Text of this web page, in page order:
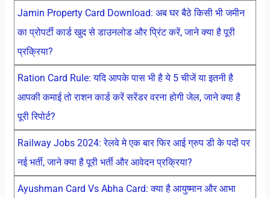
Jamin Property Card Download: अब घर बैठे किसी भी जमीन
का प्रोपर्टी कार्ड खुद से डाउनलोड और प्रिंट करें, जाने क्या है पूरी
प्रक्रिया?
Ration Card Rule: यदि आपके पास भी है ये 5 चीजें या इतनी है
आपकी कमाई तो राशन कार्ड करें सरेंडर वरना होगी जेल, जाने क्या है
पूरी रिपोर्ट?
Railway Jobs 2024: रेलवे मे एक बार फिर आई ग्रुप डी के पदों पर
नई भर्ती, जाने क्या है पूरी भर्ती और आवेदन प्रक्रिया?
Ayushman Card Vs Abha Card: क्या है आयुष्मान और आभा